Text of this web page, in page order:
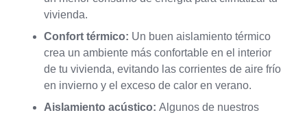
vivienda.
Confort térmico: Un buen aislamiento térmico
crea un ambiente más confortable en el interior
de tu vivienda, evitando las corrientes de aire frío
en invierno y el exceso de calor en verano.
Aislamiento acústico: Algunos de nuestros